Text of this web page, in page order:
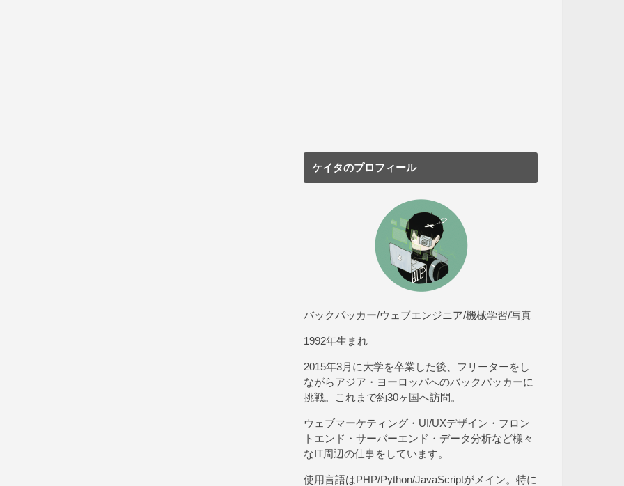
ケイタのプロフィール
バックパッカー/ウェブエンジニア/機械学習/写真
1992年生まれ
2015年3月に大学を卒業した後、フリーターをし
ながらアジア・ヨーロッパへのバックパッカーに
挑戦。これまで約30ヶ国へ訪問。
ウェブマーケティング・UI/UXデザイン・フロン
トエンド・サーバーエンド・データ分析など様々
なIT周辺の仕事をしています。
使用言語はPHP/Python/JavaScriptがメイン。特に